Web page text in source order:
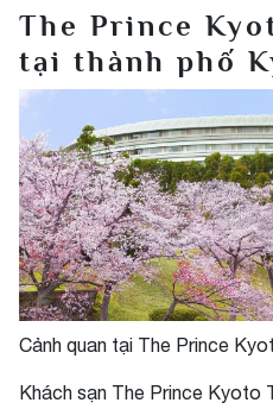
The Prince
tại thành phố
Cảnh quan tại The Prince
Khách sạn The Prince Kyoto